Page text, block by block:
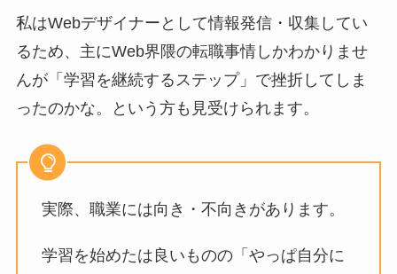
私はWebデザイナーとして情報発信・収集してい
るため、主にWeb界隈の転職事情しかわかりませ
んが「学習を継続するステップ」で挫折してしま
ったのかな。という方も見受けられます。
実際、職業には向き・不向きがあります。
学習を始めたは良いものの「やっぱ自分に